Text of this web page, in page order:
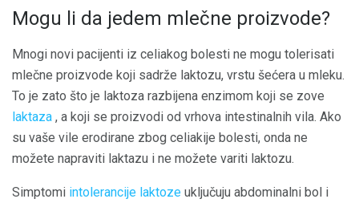
Mogu li da jedem mlečne proizvode?
Mnogi novi pacijenti iz celiakog bolesti ne mogu tolerisati
mlečne proizvode koji sadrže laktozu, vrstu šećera u mleku.
To je zato što je laktoza razbijena enzimom koji se zove
laktaza , a koji se proizvodi od vrhova intestinalnih vila. Ako
su vaše vile erodirane zbog celiakije bolesti, onda ne
možete napraviti laktazu i ne možete variti laktozu.
Simptomi intolerancije laktoze uključuju abdominalni bol i